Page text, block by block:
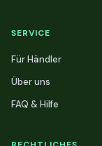
SERVICE
Für Händler
Über uns
FAQ & Hilfe